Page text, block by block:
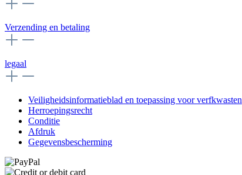
Verzending en betaling
legaal
Veiligheidsinformatieblad en toepassing voor verfkwasten
Herroepingsrecht
Conditie
Afdruk
Gegevensbescherming